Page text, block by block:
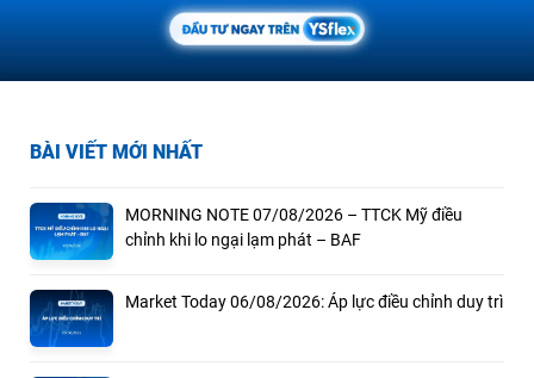
BÀI VIẾT MỚI NHẤT
MORNING NOTE 07/08/2026 – TTCK Mỹ điều
chỉnh khi lo ngại lạm phát – BAF
Market Today 06/08/2026: Áp lực điều chỉnh duy trì